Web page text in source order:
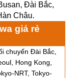
Đài Bắc,
Châu.
giá rẻ
chuyến Đài Bắc,
Hong Kong,
NRT, Tokyo-